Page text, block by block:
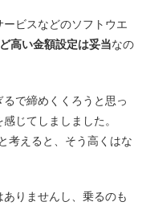
ビスなどのソフトウエ
高い金額設定は妥当なの
で締めくくろうと思っ
じてしましました。
と考えると、そう高くはな
りませんし、乗るのも